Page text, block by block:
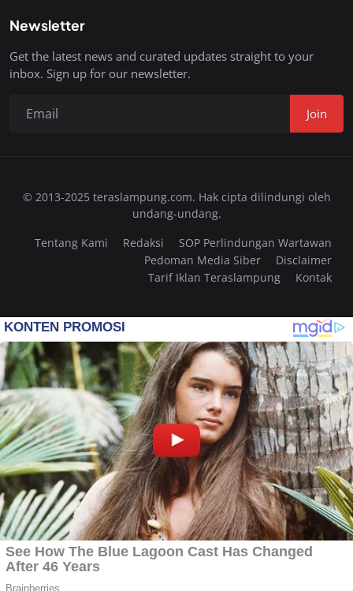
Newsletter
Get the latest news and curated updates straight to your
inbox. Sign up for our newsletter.
Join
© 2013-2025 teraslampung.com. Hak cipta dilindungi oleh
undang-undang.
Tentang Kami
Redaksi
SOP Perlindungan Wartawan
Pedoman Media Siber
Disclaimer
Tarif Iklan Teraslampung
Kontak